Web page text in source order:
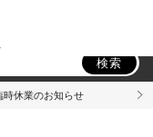
検索
時休業のお知らせ